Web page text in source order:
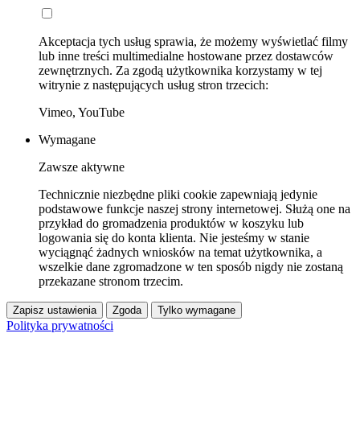
Akceptacja tych usług sprawia, że możemy wyświetlać filmy
lub inne treści multimedialne hostowane przez dostawców
zewnętrznych. Za zgodą użytkownika korzystamy w tej
witrynie z następujących usług stron trzecich:
Vimeo, YouTube
Wymagane
Zawsze aktywne
Technicznie niezbędne pliki cookie zapewniają jedynie
podstawowe funkcje naszej strony internetowej. Służą one na
przykład do gromadzenia produktów w koszyku lub
logowania się do konta klienta. Nie jesteśmy w stanie
wyciągnąć żadnych wniosków na temat użytkownika, a
wszelkie dane zgromadzone w ten sposób nigdy nie zostaną
przekazane stronom trzecim.
Zapisz ustawienia Zgoda Tylko wymagane
Polityka prywatności